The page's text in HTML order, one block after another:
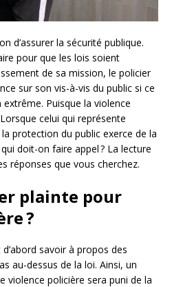
d’assurer la sécurité publique.
pour que les lois soient
de sa mission, le policier
sur son vis-à-vis du public si ce
Puisque la violence
celui qui représente
protection du public exerce de la
doit-on faire appel ? La lecture
réponses que vous cherchez.
plainte pour
?
savoir à propos des
au-dessus de la loi. Ainsi, un
violence policière sera puni de la